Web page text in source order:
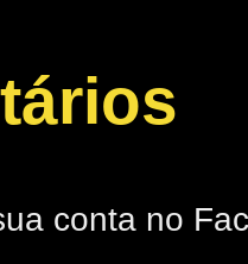
conta no